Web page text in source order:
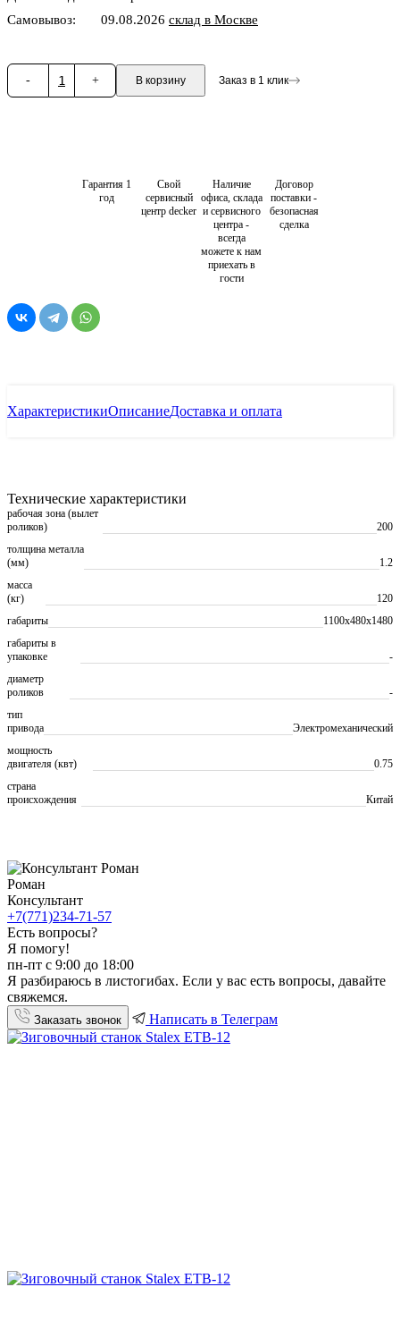
Самовывоз:
09.08.2026 склад в Москве
- 1 + В корзину Заказ в 1 клик
Гарантия 1
год
Свой
сервисный
центр decker
Наличие
офиса, склада
и сервисного
центра -
всегда
можете к нам
приехать в
гости
Договор
поставки -
безопасная
сделка
ХарактеристикиОписаниеДоставка и оплата
Технические характеристики
рабочая зона (вылет
роликов)
200
толщина металла
(мм)
1.2
масса
(кг)
120
габариты
1100х480х1480
габариты в
упаковке
-
диаметр
роликов
-
тип
привода
Электромеханический
мощность
двигателя (квт)
0.75
страна
происхождения
Китай
Роман
Консультант
+7(771)234-71-57
Есть вопросы?
Я помогу!
пн-пт с 9:00 до 18:00
Я разбираюсь в листогибах. Если у вас есть вопросы, давайте
свяжемся.
Заказать звонок Написать в Телеграм